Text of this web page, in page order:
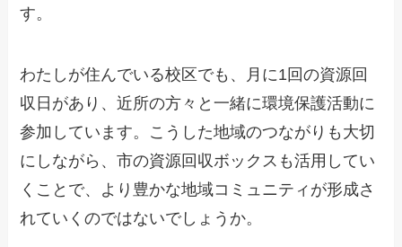
す。
わたしが住んでいる校区でも、月に1回の資源回
収日があり、近所の方々と一緒に環境保護活動に
参加しています。こうした地域のつながりも大切
にしながら、市の資源回収ボックスも活用してい
くことで、より豊かな地域コミュニティが形成さ
れていくのではないでしょうか。